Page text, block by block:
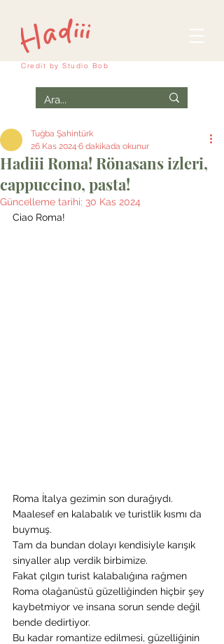
Credit by Studio Bob
Hadiii Roma! Rönasans izleri,
cappuccino, pasta!
Tuğba Şahintürk
26 Kas 2024 6 dakikada okunur
Güncelleme tarihi: 30 Kas 2024
Ciao Roma!
Roma İtalya gezimin son durağıydı.
Maalesef en kalabalık ve turistlik kısmı da
buymuş.
Tam da bundan dolayı kendisiyle karışık
sinyaller alıp verdik birbimize.
Fakat çılgın turist kalabalığına rağmen
Roma olağanüstü güzelliğinden hiçbir şey
kaybetmiyor ve insana sorun sende değil
bende dedirtiyor.
Bu kadar romantize edilmesi, güzelliğinin